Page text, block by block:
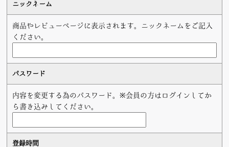
ニックネーム
商品やレビューページに表示されます。ニックネームをご記入
ください。
パスワード
内容を変更する為のパスワード。※会員の方はログインしてか
ら書き込みしてください。
登録時間